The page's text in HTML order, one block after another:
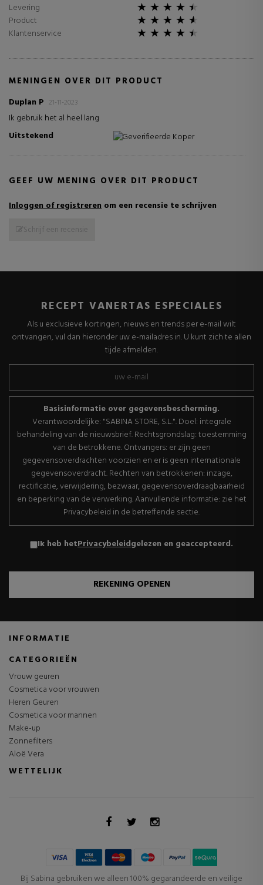
Levering
Product
Klantenservice
MENINGEN OVER DIT PRODUCT
Duplan P 21-11-2023
Ik gebruik het al heel lang
Uitstekend
Geverifieerde Koper
GEEF UW MENING OVER DIT PRODUCT
Inloggen of registreren om een recensie te schrijven
Schrijf een recensie
RECEPT VANERTAS ESPECIALES
Als u exclusieve kortingen, nieuws en trends per e-mail wilt
ontvangen, vul dan hieronder uw e-mailadres in. U kunt zich te allen
tijde afmelden.
Basisinformatie over gegevensbescherming.
Verantwoordelijke: "SABINA STORE, S.L.". Doel: integrale
behandeling van de nieuwsbrief. Rechtsgrondslag: toestemming
van de betrokkene. Ontvangers: er zijn geen
gegevensoverdrachten voorzien en er is geen internationale
gegevensoverdracht. Rechten van betrokkenen: inzage,
rectificatie, verwijdering, bezwaar, gegevensoverdraagbaarheid
en beperking van de verwerking. Aanvullende informatie: zie het
Privacybeleid in de betreffende sectie.
Ik heb hetPrivacybeleidgelezen en geaccepteerd.
REKENING OPENEN
INFORMATIE
CATEGORIEËN
Vrouw geuren
Cosmetica voor vrouwen
Heren Geuren
Cosmetica voor mannen
Make-up
Zonnefilters
Aloë Vera
WETTELIJK
Bij Sabina gebruiken we alleen 100% gegarandeerde en veilige